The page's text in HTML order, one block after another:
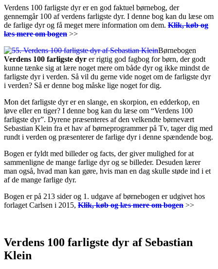
Verdens 100 farligste dyr er en god faktuel børnebog, der
gennemgår 100 af verdens farligste dyr. I denne bog kan du læse om
de farlige dyr og få meget mere information om dem. Klik, køb og
læs mere om bogen >>
Børnebogen
Verdens 100 farligste dyr er rigtig god fagbog for børn, der godt
kunne tænke sig at lære noget mere om både dyr og ikke mindst de
farligste dyr i verden. Så vil du gerne vide noget om de farligste dyr
i verden? Så er denne bog måske lige noget for dig.
Mon det farligste dyr er en slange, en skorpion, en edderkop, en
løve eller en tiger? I denne bog kan du læse om “Verdens 100
farligste dyr”. Dyrene præsenteres af den velkendte børnevært
Sebastian Klein fra et hav af børneprogrammer på Tv, tager dig med
rundt i verden og præsenterer de farlige dyr i denne spændende bog.
Bogen er fyldt med billeder og facts, der giver mulighed for at
sammenligne de mange farlige dyr og se billeder. Desuden lærer
man også, hvad man kan gøre, hvis man en dag skulle støde ind i et
af de mange farlige dyr.
Bogen er på 213 sider og 1. udgave af børnebogen er udgivet hos
forlaget Carlsen i 2015, Klik, køb og læs mere om bogen >>
Verdens 100 farligste dyr af Sebastian
Klein